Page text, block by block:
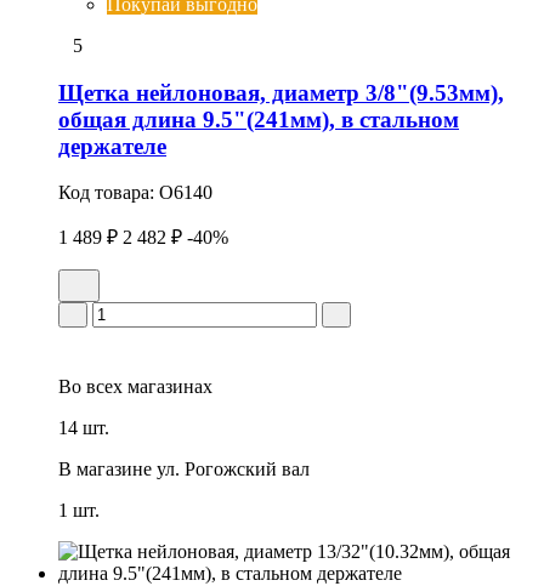
5
Щетка нейлоновая, диаметр 3/8"(9.53мм),
общая длина 9.5"(241мм), в стальном
держателе
Код товара: O6140
1 489 ₽ 2 482 ₽ -40%
Во всех магазинах
14 шт.
В магазине ул. Рогожский вал
1 шт.